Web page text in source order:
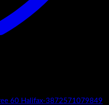
60 Halifax-3872571079849